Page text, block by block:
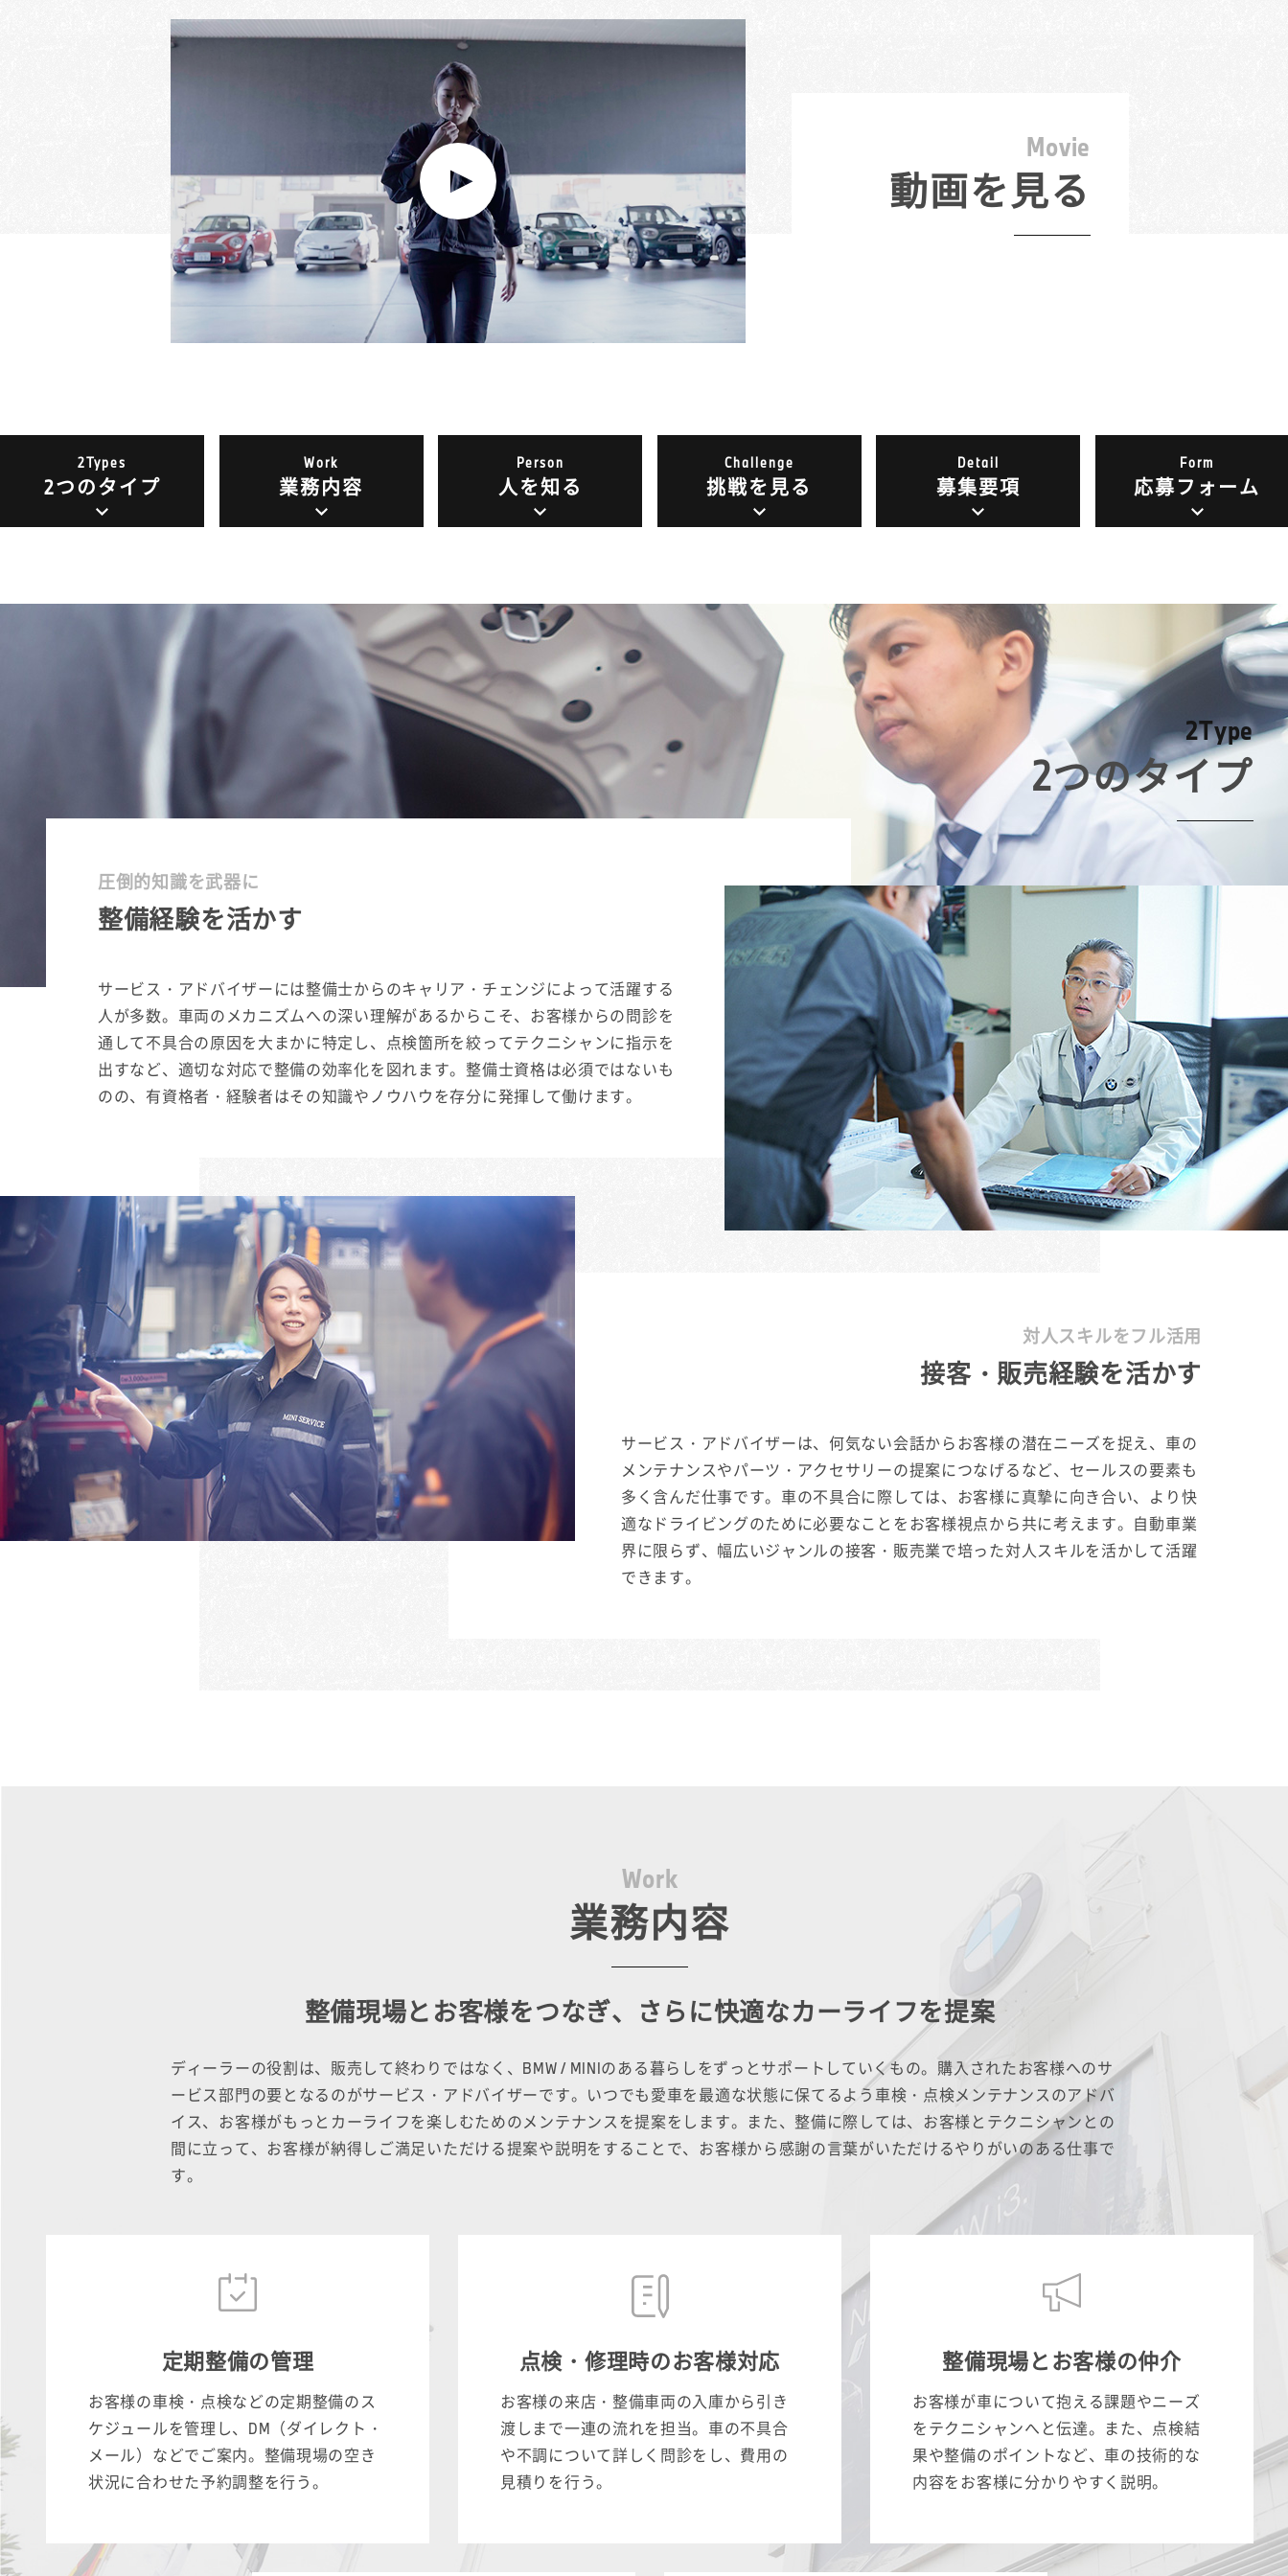
Movie
動画を見る
2Types
2つのタイプ
Work
業務内容
Person
人を知る
Challenge
挑戦を見る
Detail
募集要項
Form
応募フォーム
2Type
2つのタイプ
圧倒的知識を武器に
整備経験を活かす
サービス・アドバイザーには整備士からのキャリア・チェンジによって活躍する
人が多数。車両のメカニズムへの深い理解があるからこそ、お客様からの問診を
通して不具合の原因を大まかに特定し、点検箇所を絞ってテクニシャンに指示を
出すなど、適切な対応で整備の効率化を図れます。整備士資格は必須ではないも
のの、有資格者・経験者はその知識やノウハウを存分に発揮して働けます。
対人スキルをフル活用
接客・販売経験を活かす
サービス・アドバイザーは、何気ない会話からお客様の潜在ニーズを捉え、車の
メンテナンスやパーツ・アクセサリーの提案につなげるなど、セールスの要素も
多く含んだ仕事です。車の不具合に際しては、お客様に真摯に向き合い、より快
適なドライビングのために必要なことをお客様視点から共に考えます。自動車業
界に限らず、幅広いジャンルの接客・販売業で培った対人スキルを活かして活躍
できます。
Work
業務内容
整備現場とお客様をつなぎ、さらに快適なカーライフを提案
ディーラーの役割は、販売して終わりではなく、BMW / MINIのある暮らしをずっとサポートしていくもの。購入されたお客様へのサ
ービス部門の要となるのがサービス・アドバイザーです。いつでも愛車を最適な状態に保てるよう車検・点検メンテナンスのアドバ
イス、お客様がもっとカーライフを楽しむためのメンテナンスを提案をします。また、整備に際しては、お客様とテクニシャンとの
間に立って、お客様が納得しご満足いただける提案や説明をすることで、お客様から感謝の言葉がいただけるやりがいのある仕事で
す。
定期整備の管理
お客様の車検・点検などの定期整備のス
ケジュールを管理し、DM（ダイレクト・
メール）などでご案内。整備現場の空き
状況に合わせた予約調整を行う。
点検・修理時のお客様対応
お客様の来店・整備車両の入庫から引き
渡しまで一連の流れを担当。車の不具合
や不調について詳しく問診をし、費用の
見積りを行う。
整備現場とお客様の仲介
お客様が車について抱える課題やニーズ
をテクニシャンへと伝達。また、点検結
果や整備のポイントなど、車の技術的な
内容をお客様に分かりやすく説明。